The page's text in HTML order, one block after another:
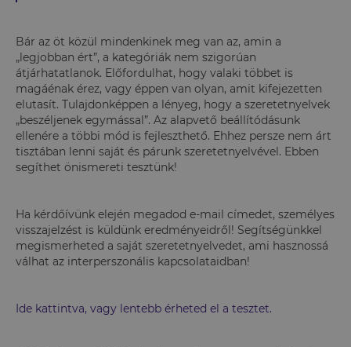
Bár az öt közül mindenkinek meg van az, amin a
„legjobban ért”, a kategóriák nem szigorúan
átjárhatatlanok. Előfordulhat, hogy valaki többet is
magáénak érez, vagy éppen van olyan, amit kifejezetten
elutasít. Tulajdonképpen a lényeg, hogy a szeretetnyelvek
„beszéljenek egymással”. Az alapvető beállítódásunk
ellenére a többi mód is fejleszthető. Ehhez persze nem árt
tisztában lenni saját és párunk szeretetnyelvével. Ebben
segíthet önismereti tesztünk!
Ha kérdőívünk elején megadod e-mail címedet, személyes
visszajelzést is küldünk eredményeidről! Segítségünkkel
megismerheted a saját szeretetnyelvedet, ami hasznossá
válhat az interperszonális kapcsolataidban!
Ide kattintva, vagy lentebb érheted el a tesztet.